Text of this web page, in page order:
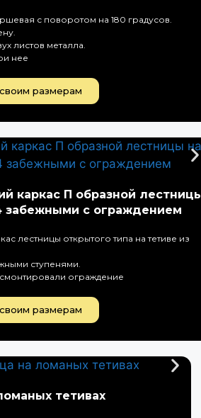
с поворотом на 180 градусов.
листов металла.
нее
размерам
каркас П образной
забежными с ограждением
лестницы открытого типа на тетиве из
ступенями.
ограждение
размерам
тетивах